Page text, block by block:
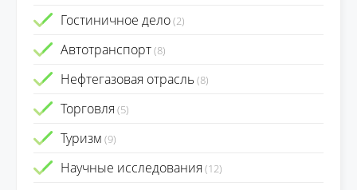
Гостиничное дело(2)
Автотранспорт(8)
Нефтегазовая отрасль(8)
Торговля (5)
Туризм (9)
Научные исследования (12)